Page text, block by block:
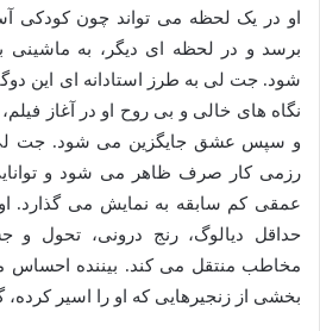
او در یک لحظه می تواند چون کودکی
برسد و در لحظه ای دیگر، به ماشینی
شود. جت لی به طرز استادانه ای این
نگاه های خالی و بی روح او در آغاز
و سپس عشق جایگزین می شود. جت لی
رزمی کار صرف ظاهر می شود و
عمقی کم سابقه به نمایش می گذارد. او
حداقل دیالوگ، رنج درونی، تحول و
مخاطب منتقل می کند. بیننده احساس
بخشی از زنجیرهایی که او را اسیر